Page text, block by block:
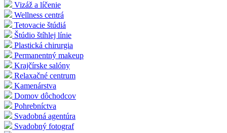
Vizáž a líčenie
Wellness centrá
Tetovacie štúdiá
Štúdio štíhlej línie
Plastická chirurgia
Permanentný makeup
Krajčírske salóny
Relaxačné centrum
Kamenárstva
Domov dôchodcov
Pohrebníctva
Svadobná agentúra
Svadobný fotograf